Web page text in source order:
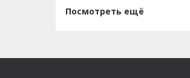
Посмотреть ещё